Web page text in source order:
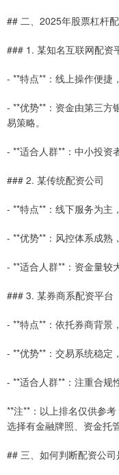
## 二、2025年股票杠杆
### 1. 某知名互联网配资
- **特点**：线上操作便捷
- **优势**：资金由第三方
易策略。
- **适合人群**：中小投资
### 2. 某传统配资公司
- **特点**：线下服务为主
- **优势**：风控体系成熟
- **适合人群**：资金量较
### 3. 某券商系配资平台
- **特点**：依托券商背景
- **优势**：交易系统稳定
- **适合人群**：注重合规
**注**：以上排名仅供参
选择有金融牌照、资金托
## 三、如何判断配资公司